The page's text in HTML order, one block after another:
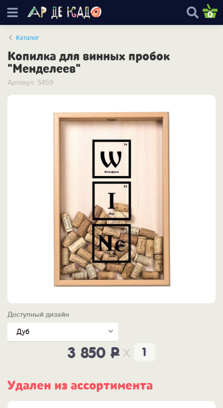
0
Каталог
Копилка для винных пробок
"Менделеев"
Артикул: 5459
Доступный дизайн
Дуб
3 850 P x
Удален из ассортимента